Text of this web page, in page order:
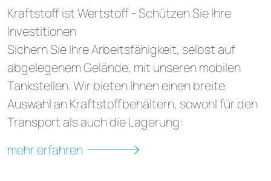
Kraftstoff ist Wertstoff - Schützen Sie Ihre
Investitionen
Sichern Sie Ihre Arbeitsfähigkeit, selbst auf
abgelegenem Gelände, mit unseren mobilen
Tankstellen. Wir bieten Ihnen einen breite
Auswahl an Kraftstoffbehältern, sowohl für den
Transport als auch die Lagerung:
mehr erfahren